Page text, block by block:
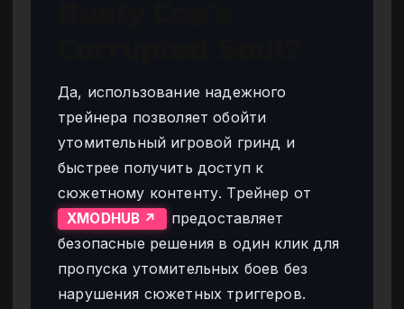
Да, использование надежного
трейнера позволяет обойти
утомительный игровой гринд и
быстрее получить доступ к
сюжетному контенту. Трейнер от
XMODHUB ↗
предоставляет
безопасные решения в один клик для
пропуска утомительных боев без
нарушения сюжетных триггеров.